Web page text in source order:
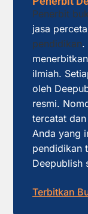
Penerbit
jasa
pendidikan.
ilmiah.
oleh
resmi.
tercatat
Anda yang
pendidikan
Deepublish
Terbitkan